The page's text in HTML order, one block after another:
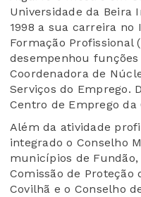
Universidade da Beira
1998 a sua carreira
Formação Profissional
desempenhou
Coordenadora de
Serviços do Emprego.
Centro de Emprego da
Além da atividade
integrado o Conselho
municípios de
Comissão de Proteção
Covilhã e o Conselho